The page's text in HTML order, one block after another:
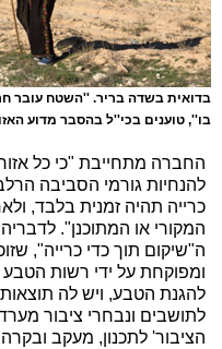
בדואית בשדה בריר. ''השטח עובר
בו'', טוענים בכי''ל בהסבר מדוע
החברה מתחייבת "כי כל
להנחיות גורמי הסביבה
כרייה תהיה זמנית בלבד,
המקורי או המתוכנן".
ה"שיקום תוך כדי כרייה",
ומפוקחת על ידי רשות
להגנת הטבע, ויש לה
לתושבים ונבחרי ציבור
הציבור' לתכנון, מעקב